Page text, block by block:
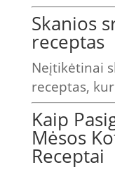
Skanios
receptas
Neįtikėtinai
receptas,
Kaip
Mėsos
Receptai